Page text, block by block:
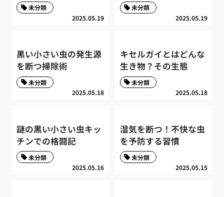
2025.05.19
未分類
2025.05.19
未分類
黒い小さい虫の発生源
を断つ掃除術
2025.05.18
未分類
キセルガイとはどんな
生き物？その生態
2025.05.18
未分類
謎の黒い小さい虫キッ
チンでの格闘記
2025.05.16
未分類
湿気を断つ！不快な虫
を予防する習慣
2025.05.15
未分類